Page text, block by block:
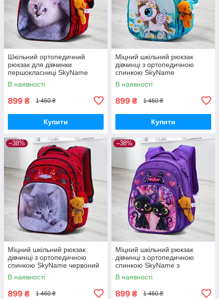
Шкільний ортопедичний
рюкзак для дівчинки
першокласниці SkyName
червоний з котиком/
Водонепроникний портфель
В наявності
899 ₴ 1 460 ₴
Купити
Міцний шкільний рюкзак
дівчинці з ортопедичною
спинкою SkyName
"Єдиноріг"/ Водонепроникний
блакитний портфель для
В наявності
899 ₴ 1 460 ₴
Купити
–38%
Міцний шкільний рюкзак
дівчинці з ортопедичною
спинкою SkyName червоний
"Котик"/ Водонепроникний
портфель для школи 1-4 клас
В наявності
899 ₴ 1 460 ₴
–38%
Міцний шкільний рюкзак
дівчинці з ортопедичною
спинкою SkyName з
котиками/ Водонепроникний
портфель для школи 1-4 клас
В наявності
899 ₴ 1 460 ₴